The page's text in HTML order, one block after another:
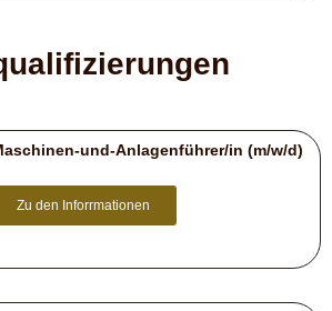
und-Anlagenführer/in (m/w/d)
Zu den Inforrmationen